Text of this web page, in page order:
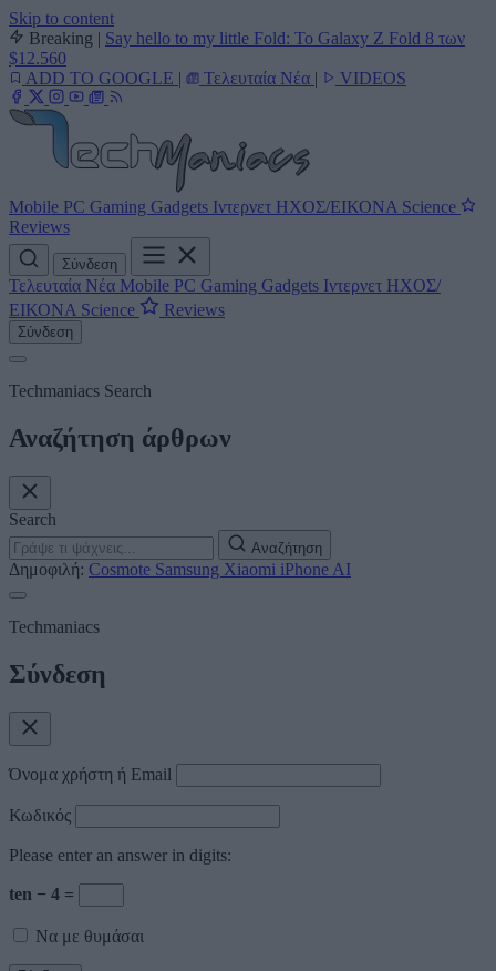
Skip to content
Breaking | Say hello to my little Fold: Το Galaxy Z Fold 8 των
$12.560
ADD TO GOOGLE | Τελευταία Νέα | VIDEOS
Mobile PC Gaming Gadgets Ιντερνετ ΗΧΟΣ/ΕΙΚΟΝΑ Science
Reviews
Σύνδεση
Τελευταία Νέα Mobile PC Gaming Gadgets Ιντερνετ ΗΧΟΣ/
ΕΙΚΟΝΑ Science Reviews
Σύνδεση
Techmaniacs Search
Αναζήτηση άρθρων
Search
Αναζήτηση
Δημοφιλή: Cosmote Samsung Xiaomi iPhone AI
Techmaniacs
Σύνδεση
Όνομα χρήστη ή Email
Κωδικός
Please enter an answer in digits:
ten − 4 =
Να με θυμάσαι